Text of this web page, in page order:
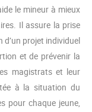
le mineur à mieux
Il assure la prise
d’un projet individuel
et de prévenir la
magistrats et leur
à la situation du
pour chaque jeune,